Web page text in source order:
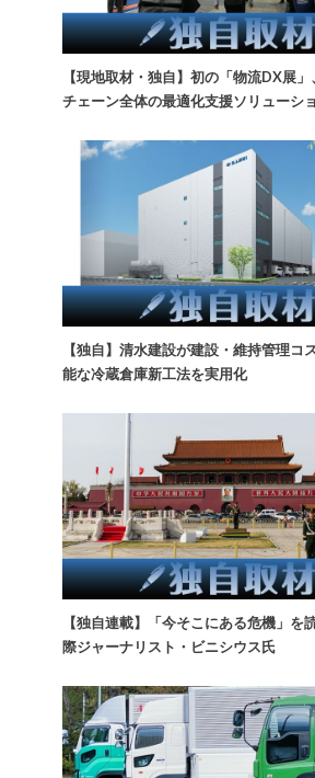
【現地取材・独自】初の「物流DX展
チェーン全体の最適化支援ソリューシ
【独自】清水建設が建設・維持管理コ
能な冷蔵倉庫新工法を実用化
【独自連載】「今そこにある危機」
際ジャーナリスト・ビニシウス氏